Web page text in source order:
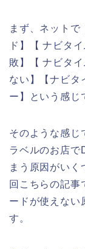
まず、ネット
ド】【 ナビタ
敗】【 ナビタ
ない】【ナビ
ー】という感じ
そのような感じ
ラベルのお店で
まう原因がいく
回こちらの記
ードが使えない
す。